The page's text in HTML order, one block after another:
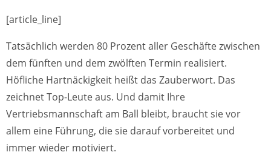
[article_line]
Tatsächlich werden 80 Prozent aller Geschäfte zwischen
dem fünften und dem zwölften Termin realisiert.
Höfliche Hartnäckigkeit heißt das Zauberwort. Das
zeichnet Top-Leute aus. Und damit Ihre
Vertriebsmannschaft am Ball bleibt, braucht sie vor
allem eine Führung, die sie darauf vorbereitet und
immer wieder motiviert.